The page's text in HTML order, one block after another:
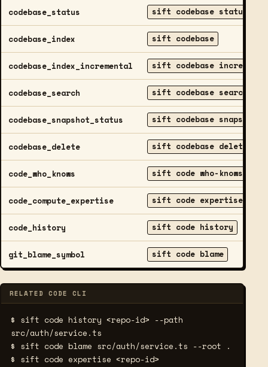
codebase_status sift codebase status
codebase_index sift codebase
codebase_index_incremental sift codebase
codebase_search sift codebase search
codebase_snapshot_status sift codebase snapshot
codebase_delete sift codebase delete
code_who_knows sift code who-knows
code_compute_expertise sift code expertise
code_history sift code history
git_blame_symbol sift code blame
RELATED CODE CLI
$ sift code history <repo-id> --path
src/auth/service.ts
$ sift code blame src/auth/service.ts --root .
$ sift code expertise <repo-id>